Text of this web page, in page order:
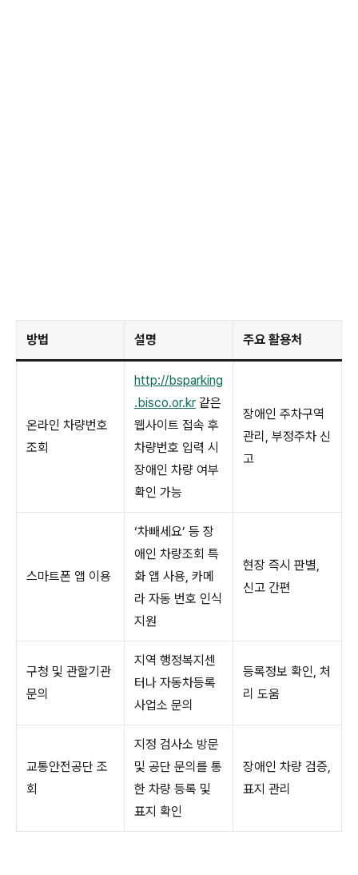
방법 설명 주요 활용처
온라인 차량번호
조회
http://bsparking
.bisco.or.kr 같은
웹사이트 접속 후
차량번호 입력 시
장애인 차량 여부
확인 가능
장애인 주차구역
관리, 부정주차 신
고
스마트폰 앱 이용
‘차빼세요’ 등 장
애인 차량조회 특
화 앱 사용, 카메
라 자동 번호 인식
지원
현장 즉시 판별,
신고 간편
구청 및 관할기관
문의
지역 행정복지센
터나 자동차등록
사업소 문의
등록정보 확인, 처
리 도움
교통안전공단 조
회
지정 검사소 방문
및 공단 문의를 통
한 차량 등록 및
표지 확인
장애인 차량 검증,
표지 관리